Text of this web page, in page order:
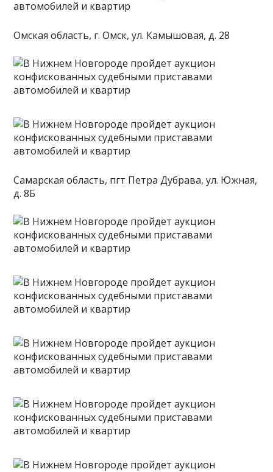
Омская область, г. Омск, ул. Камышовая, д. 28
Самарская область, пгт Петра Дубрава, ул. Южная,
д. 8Б